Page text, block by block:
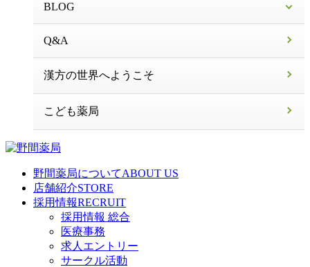
BLOG
Q&A
漢方の世界へようこそ
こども薬局
野間薬局についてABOUT US
店舗紹介STORE
採用情報RECRUIT
採用情報 総合
医療事務
求人エントリー
サークル活動